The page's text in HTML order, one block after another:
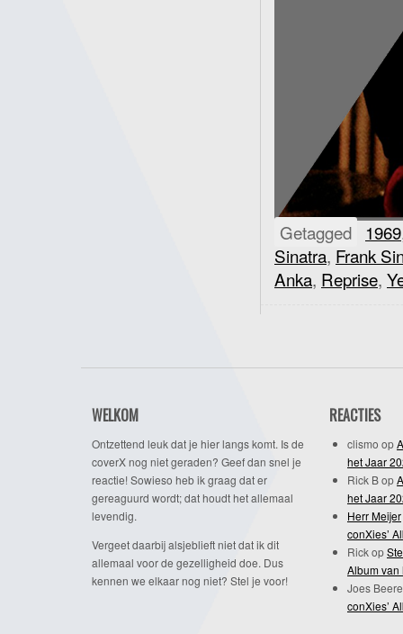
Getagged 1969
Sinatra, Frank
Anka, Reprise,
WELKOM
Ontzettend leuk dat je hier langs komt. Is de
coverX nog niet geraden? Geef dan snel je
reactie! Sowieso heb ik graag dat er
gereaguurd wordt; dat houdt het allemaal
levendig.
Vergeet daarbij alsjeblieft niet dat ik dit
allemaal voor de gezelligheid doe. Dus
kennen we elkaar nog niet? Stel je voor!
REACTIES
clismo op
het Jaar
Rick Bop
het Jaar
Herr Meijer
conXies’
Rickop
Album van
Joes
conXies’